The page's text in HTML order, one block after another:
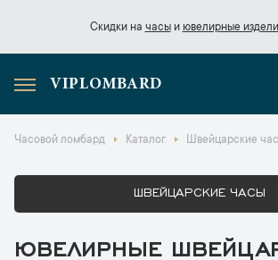
Скидки на часыи ювелирные
Скидки начасы
VIPLOMBARD
Часовой ломбард Каталог Швейцарские
ШВЕЙЦАРСКИЕ ЧАСЫ
ЮВЕЛИРНЫЕ